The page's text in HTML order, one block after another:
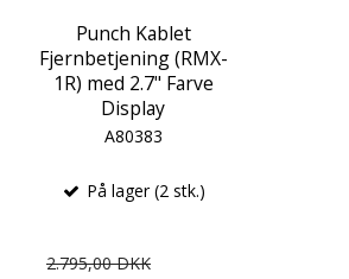
Punch Kablet
Fjernbetjening (RMX-
1R) med 2.7" Farve
Display
A80383
På lager (2 stk.)
2.795,00 DKK